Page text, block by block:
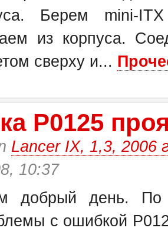
Берем mini-
из корпуса.
сверху и...
Р0125
Lancer IX, 1,3, 2006
10:37
добрый день. По
с ошибкой